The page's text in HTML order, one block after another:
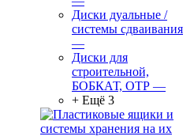
Диски дуальные /
системы сдваивания
—
Диски для
строительной,
БОБКАТ, ОТР —
+ Ещё 3